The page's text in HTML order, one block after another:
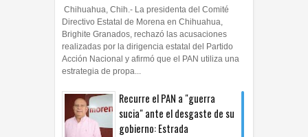
Chihuahua, Chih.- La presidenta del Comité
Directivo Estatal de Morena en Chihuahua,
Brighite Granados, rechazó las acusaciones
realizadas por la dirigencia estatal del Partido
Acción Nacional y afirmó que el PAN utiliza una
estrategia de propa...
Recurre el PAN a "guerra
sucia" ante el desgaste de su
gobierno: Estrada